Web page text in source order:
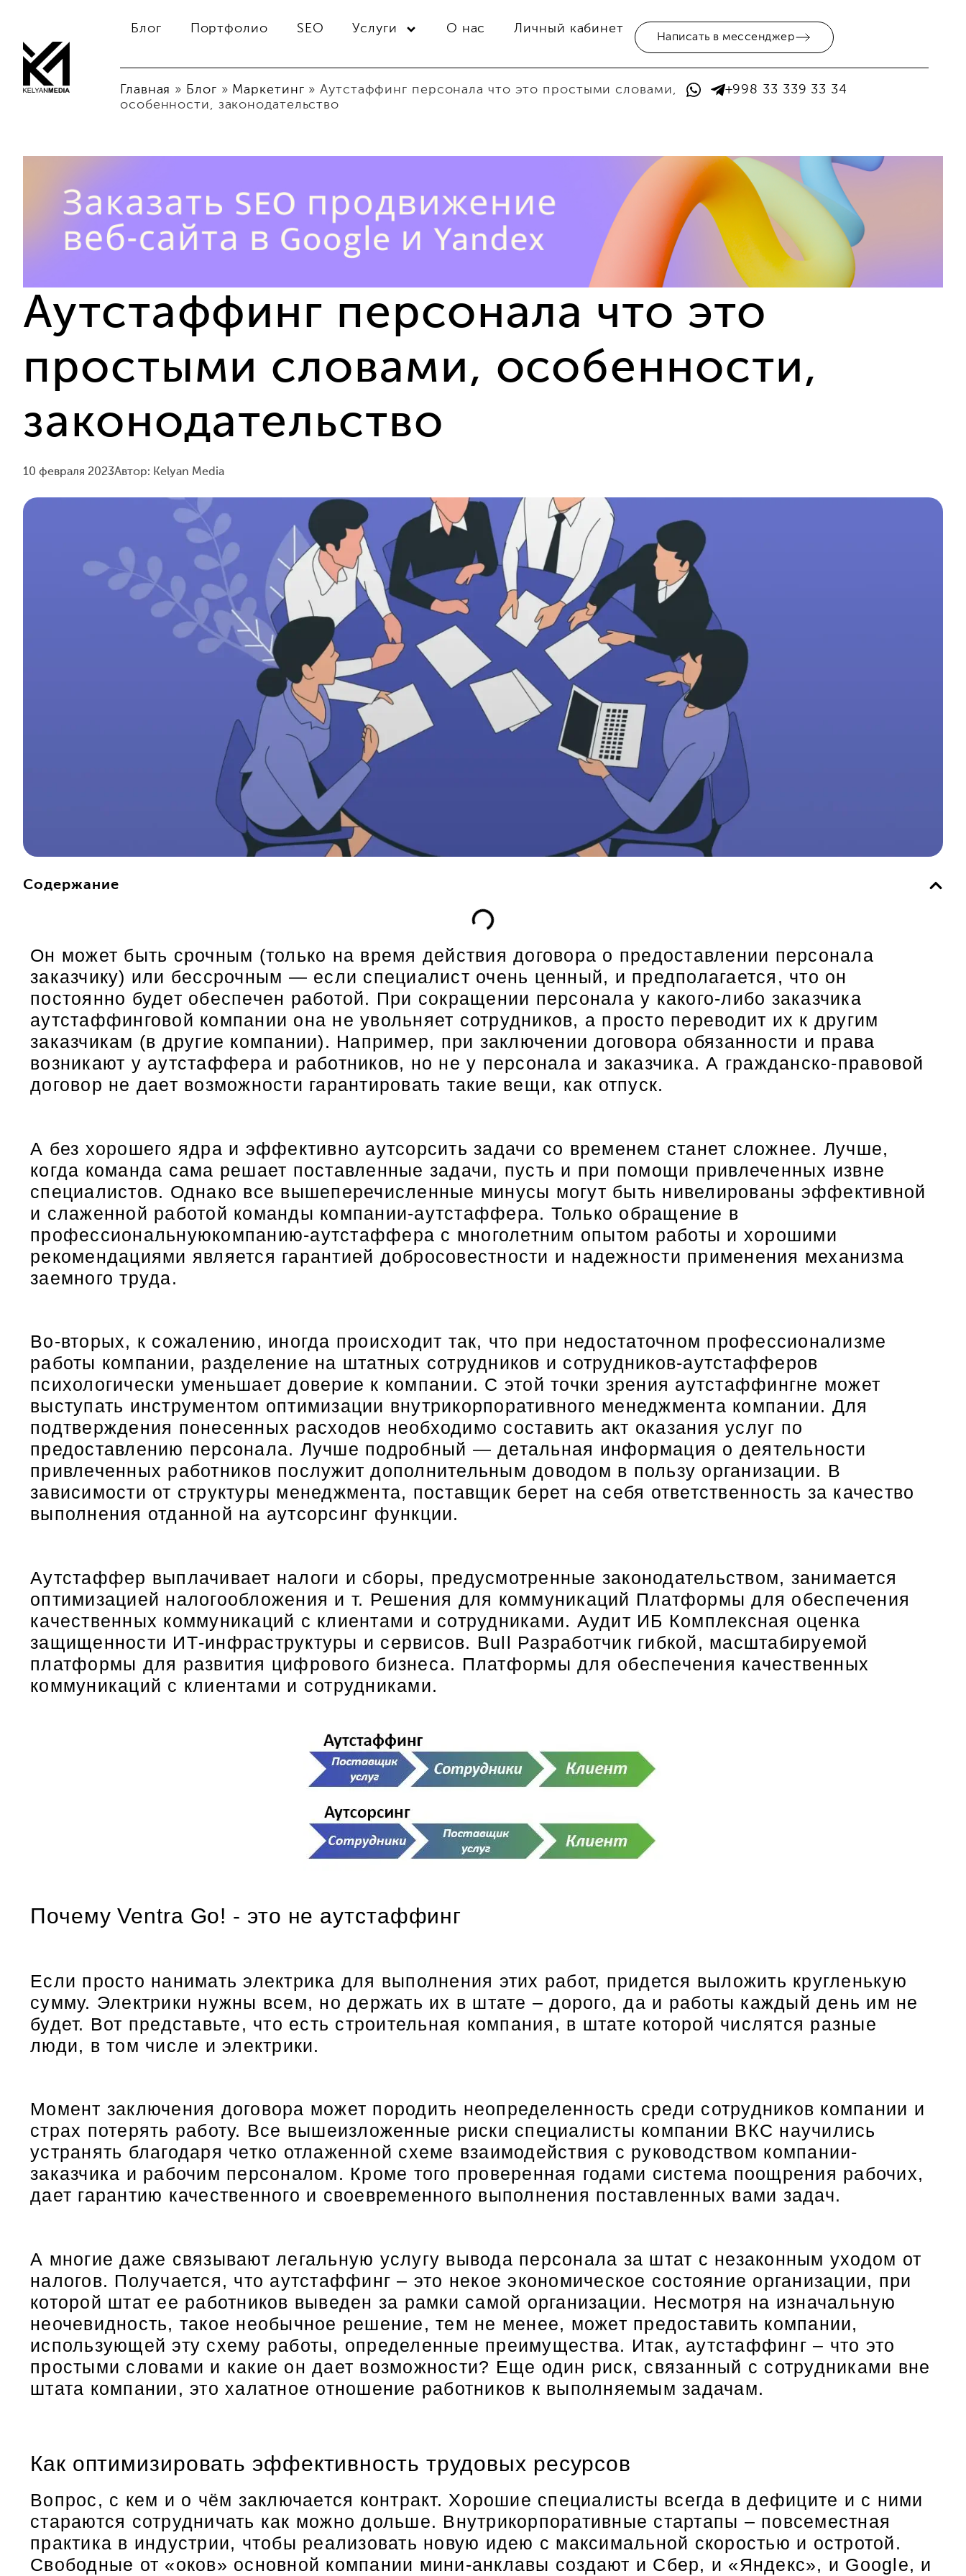
Блог Портфолио SEO Услуги О нас Личный кабинет
Написать в мессенджер
Главная » Блог » Маркетинг »Аутстаффинг персонала что это простыми словами,
особенности, законодательство
+998 33 339 33 34
Аутстаффинг персонала что это
простыми словами, особенности,
законодательство
10 февраля 2023Автор: Kelyan Media
Содержание
Он может быть срочным (только на время действия договора о предоставлении персонала
заказчику) или бессрочным — если специалист очень ценный, и предполагается, что он
постоянно будет обеспечен работой. При сокращении персонала у какого-либо заказчика
аутстаффинговой компании она не увольняет сотрудников, а просто переводит их к другим
заказчикам (в другие компании). Например, при заключении договора обязанности и права
возникают у аутстаффера и работников, но не у персонала и заказчика. А гражданско-правовой
договор не дает возможности гарантировать такие вещи, как отпуск.
А без хорошего ядра и эффективно аутсорсить задачи со временем станет сложнее. Лучше,
когда команда сама решает поставленные задачи, пусть и при помощи привлеченных извне
специалистов. Однако все вышеперечисленные минусы могут быть нивелированы эффективной
и слаженной работой команды компании-аутстаффера. Только обращение в
профессиональнуюкомпанию-аутстаффера с многолетним опытом работы и хорошими
рекомендациями является гарантией добросовестности и надежности применения механизма
заемного труда.
Во-вторых, к сожалению, иногда происходит так, что при недостаточном профессионализме
работы компании, разделение на штатных сотрудников и сотрудников-аутстафферов
психологически уменьшает доверие к компании. С этой точки зрения аутстаффингне может
выступать инструментом оптимизации внутрикорпоративного менеджмента компании. Для
подтверждения понесенных расходов необходимо составить акт оказания услуг по
предоставлению персонала. Лучше подробный — детальная информация о деятельности
привлеченных работников послужит дополнительным доводом в пользу организации. В
зависимости от структуры менеджмента, поставщик берет на себя ответственность за качество
выполнения отданной на аутсорсинг функции.
Аутстаффер выплачивает налоги и сборы, предусмотренные законодательством, занимается
оптимизацией налогообложения и т. Решения для коммуникаций Платформы для обеспечения
качественных коммуникаций с клиентами и сотрудниками. Аудит ИБ Комплексная оценка
защищенности ИТ-инфраструктуры и сервисов. Bull Разработчик гибкой, масштабируемой
платформы для развития цифрового бизнеса. Платформы для обеспечения качественных
коммуникаций с клиентами и сотрудниками.
Почему Ventra Go! - это не аутстаффинг
Если просто нанимать электрика для выполнения этих работ, придется выложить кругленькую
сумму. Электрики нужны всем, но держать их в штате – дорого, да и работы каждый день им не
будет. Вот представьте, что есть строительная компания, в штате которой числятся разные
люди, в том числе и электрики.
Момент заключения договора может породить неопределенность среди сотрудников компании и
страх потерять работу. Все вышеизложенные риски специалисты компании ВКС научились
устранять благодаря четко отлаженной схеме взаимодействия с руководством компании-
заказчика и рабочим персоналом. Кроме того проверенная годами система поощрения рабочих,
дает гарантию качественного и своевременного выполнения поставленных вами задач.
А многие даже связывают легальную услугу вывода персонала за штат с незаконным уходом от
налогов. Получается, что аутстаффинг – это некое экономическое состояние организации, при
которой штат ее работников выведен за рамки самой организации. Несмотря на изначальную
неочевидность, такое необычное решение, тем не менее, может предоставить компании,
использующей эту схему работы, определенные преимущества. Итак, аутстаффинг – что это
простыми словами и какие он дает возможности? Еще один риск, связанный с сотрудниками вне
штата компании, это халатное отношение работников к выполняемым задачам.
Как оптимизировать эффективность трудовых ресурсов
Вопрос, с кем и о чём заключается контракт. Хорошие специалисты всегда в дефиците и с ними
стараются сотрудничать как можно дольше. Внутрикорпоративные стартапы – повсеместная
практика в индустрии, чтобы реализовать новую идею с максимальной скоростью и остротой.
Свободные от «оков» основной компании мини-анклавы создают и Сбер, и «Яндекс», и Google, и